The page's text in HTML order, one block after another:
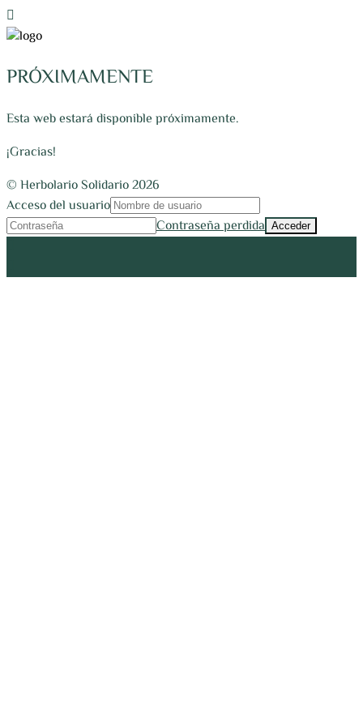
PRÓXIMAMENTE
Esta web estará disponible próximamente.
¡Gracias!
© Herbolario Solidario 2026
Acceso del usuario
Contraseña perdida